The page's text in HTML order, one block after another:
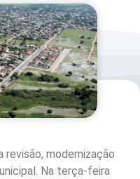
revisão, modernização
Na terça-feira